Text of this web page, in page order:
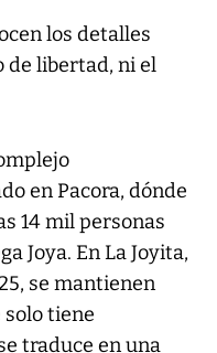
los detalles
de libertad, ni el
en Pacora, dónde
14 mil personas
Joya. En La Joyita,
se mantienen
solo tiene
traduce en una